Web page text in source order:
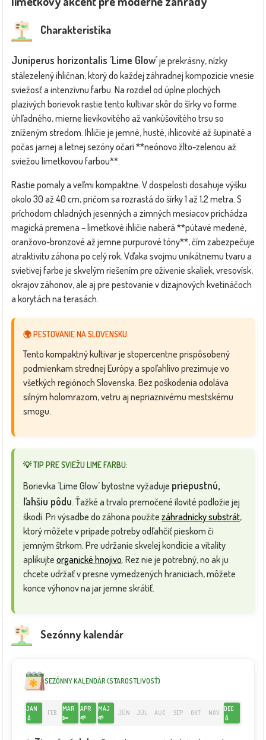
Charakteristika
Juniperus horizontalis ´Lime Glow´je prekrásny, nízky
stálezelený ihličnan, ktorý do každej záhradnej kompozície vnesie
sviežosť a intenzívnu farbu. Na rozdiel od úplne plochých
plazivých borievok rastie tento kultivar skôr do šírky vo forme
úhľadného, mierne lievikovitého až vankúšovitého trsu so
zníženým stredom. Ihličie je jemné, husté, ihlicovité až šupinaté a
počas jarnej a letnej sezóny očarí **neónovo žlto-zelenou až
sviežou limetkovou farbou**.
Rastie pomaly a veľmi kompaktne. V dospelosti dosahuje výšku
okolo 30 až 40 cm, pričom sa rozrastá do šírky 1 až 1,2 metra. S
príchodom chladných jesenných a zimných mesiacov prichádza
magická premena – limetkové ihličie naberá **pútavé medené,
oranžovo-bronzové až jemne purpurové tóny**, čím zabezpečuje
atraktivitu záhona po celý rok. Vďaka svojmu unikátnemu tvaru a
svietivej farbe je skvelým riešením pre oživenie skaliek, vresovísk,
okrajov záhonov, ale aj pre pestovanie v dizajnových kvetináčoch
a korytách na terasách.
🌍 PESTOVANIE NA SLOVENSKU:
Tento kompaktný kultivar je stopercentne prispôsobený
podmienkam strednej Európy a spoľahlivo prezimuje vo
všetkých regiónoch Slovenska. Bez poškodenia odoláva
silným holomrazom, vetru aj nepriaznivému mestskému
smogu.
💡 TIP PRE SVIEŽU LIME FARBU:
Borievka ´Lime Glow´ bytostne vyžaduje priepustnú,
ľahšiu pôdu. Ťažké a trvalo premočené ílovité podložie jej
škodí. Pri výsadbe do záhona použite záhradnícky substrát,
ktorý môžete v prípade potreby odľahčiť pieskom či
jemným štrkom. Pre udržanie skvelej kondície a vitality
aplikujte organické hnojivo. Rez nie je potrebný, no ak ju
chcete udržať v presne vymedzených hraniciach, môžete
konce výhonov na jar jemne skrátiť.
Sezónny kalendár
SEZÓNNY KALENDÁR (STAROSTLIVOSŤ)
JAN
💧
FEB
MAR
✂️
APR
🌱
MÁJ
🌱
JÚN JÚL AUG SEP OKT NOV
DEC
💧